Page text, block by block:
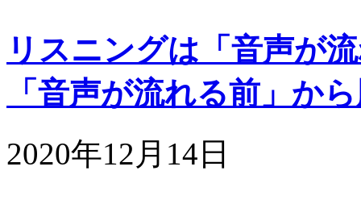
リスニングは「音声が
「音声が流れる前」か
2020年12月14日